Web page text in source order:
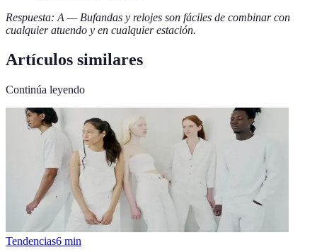
Respuesta: A — Bufandas y relojes son fáciles de combinar con
cualquier atuendo y en cualquier estación.
Artículos similares
Continúa leyendo
Tendencias6 min